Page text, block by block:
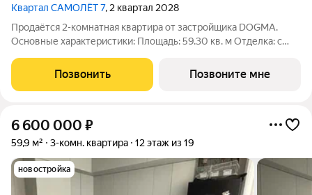
Квартал САМОЛЁТ 7, 2 квартал 2028
Продаётся 2-комнатная квартира от застройщика DOGMA.
Основные характеристики: Площадь: 59.30 кв. м Отделка: с
Западный обход. Жилой комплекс: новый жилой квартал
бизнес - класса «Самолёт 7».
Позвонить Позвоните мне
6 600 000 ₽
59,9 м² 3-комн. квартира 12 этаж из 19
новостройка